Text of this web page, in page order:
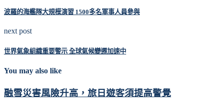
波羅的海艦隊大規模演習 1500多名軍事人員參與
next post
世界氣象組織重要警示 全球氣候變遷加速中
You may also like
融雪災害風險升高，旅日遊客須提高警覺